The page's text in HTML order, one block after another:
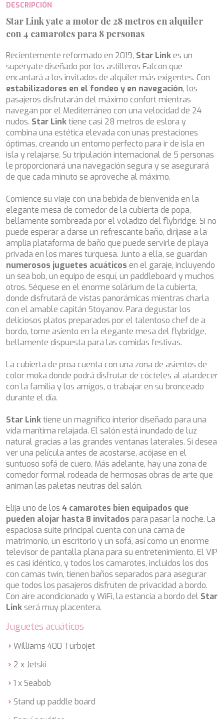
DESCRIPCIÓN
Star Link yate a motor de 28 metros en alquiler
con 4 camarotes para 8 personas
Recientemente reformado en 2019, Star Linkes un
superyate diseñado por los astilleros Falcon que
encantará a los invitados de alquiler más exigentes. Con
estabilizadores en el fondeo y en navegación, los
pasajeros disfrutarán del máximo confort mientras
navegan por el Mediterráneo con una velocidad de 24
nudos. Star Linktiene casi 28 metros de eslora y
combina una estética elevada con unas prestaciones
óptimas, creando un entorno perfecto para ir de isla en
isla y relajarse. Su tripulación internacional de 5 personas
le proporcionará una navegación segura y se asegurará
de que cada minuto se aproveche al máximo.
Comience su viaje con una bebida de bienvenida en la
elegante mesa de comedor de la cubierta de popa,
bellamente sombreada por el voladizo del flybridge. Si no
puede esperar a darse un refrescante baño, diríjase a la
amplia plataforma de baño que puede servirle de playa
privada en los mares turquesa. Junto a ella, se guardan
numerosos juguetes acuáticos en el garaje, incluyendo
un sea bob, un equipo de esquí, un paddleboard y muchos
otros. Séquese en el enorme solárium de la cubierta,
donde disfrutará de vistas panorámicas mientras charla
con el amable capitán Stoyanov. Para degustar los
deliciosos platos preparados por el talentoso chef de a
bordo, tome asiento en la elegante mesa del flybridge,
bellamente dispuesta para las comidas festivas.
La cubierta de proa cuenta con una zona de asientos de
color moka donde podrá disfrutar de cócteles al atardecer
con la familia y los amigos, o trabajar en su bronceado
durante el día.
Star Linktiene un magnífico interior diseñado para una
vida marítima relajada. El salón está inundado de luz
natural gracias a las grandes ventanas laterales. Si desea
ver una película antes de acostarse, acójase en el
suntuoso sofá de cuero. Más adelante, hay una zona de
comedor formal rodeada de hermosas obras de arte que
animan las paletas neutras del salón.
Elija uno de los 4 camarotes bien equipados que
pueden alojar hasta 8 invitados para pasar la noche. La
espaciosa suite principal cuenta con una cama de
matrimonio, un escritorio y un sofá, así como un enorme
televisor de pantalla plana para su entretenimiento. El VIP
es casi idéntico, y todos los camarotes, incluidos los dos
con camas twin, tienen baños separados para asegurar
que todos los pasajeros disfruten de privacidad a bordo.
Con aire acondicionado y WiFi, la estancia a bordo del Star
Linkserá muy placentera.
Juguetes acuáticos
Williams 400 Turbojet
2 x Jetski
1 x Seabob
Stand up paddle board
ARION
ASLEC 4
ATLANTIC
AURA I
B.A.13
B4
BABY I
BACCARAT
BAGHEERA
BARACUDA VALLETTA
BARRACUDA III
BELLEZZA
BELUGA
BENITA BLUE
BEST OFF
BEYOND
BLACK LION
BLACK PEARL
BLACK PEARL II
BLEU DE NIMES
BLUE HEAVEN
BLUE TIME
CALA DI LUNA
CALADAN
CALMA
CALYPSO I
CANER IV
CAPRI I
CARMEN
CAROM
CARPE DIEM
CATCH ME
CHAKRA
CHAMPAGNE HIPPY
CHARADE
CHRISTINA O
CLASE AZUL
CLOUD ATLAS
CLOUD IX
CLOUDBREAK
CONSTANTER
CORE
CORNELIA
CORSARIO
D5
DAIMA
DALMATINO
DAMARI
DANIDA
DANZAS
DARLIN
DAY OFF
DB9
DE LISLE III
DE ZEUS
DELTA ONE
DESAMIS B
DHAMMA II
DIVINE
DOLCE VITA IV
DONNA DEL MARE
E3
Modificar cookies
Técnicas y funcionales Siempre activas
Este sitio web utiliza Cookies propias para recopilar
información con la finalidad de mejorar nuestros servicios.
Si continua navegando, supone la aceptación de la
instalación de las mismas. El usuario tiene la posibilidad
de configurar su navegador pudiendo, si así lo desea,
impedir que sean instaladas en su disco duro, aunque
deberá tener en cuenta que dicha acción podrá ocasionar
dificultades de navegación de la página web.
Analíticas y personalización
Permiten realizar el seguimiento y análisis del
información recogida mediante este tipo de cookies se
utiliza en la medición de la actividad de la web para la
elaboración de perfiles de navegación de los usuarios con
el fin de introducir mejoras en función del análisis de los
datos de uso que hacen los usuarios del servicio. Permiten
guardar la información de preferencia del usuario para
mejorar la calidad de nuestros servicios y para ofrecer una
mejor experiencia a través de productos recomendados.
Marketing y publicidad
Estas cookies son utilizadas para almacenar información
sobre las preferencias y elecciones personales del usuario
a través de la observación continuada de sus hábitos de
navegación. Gracias a ellas, podemos conocer los hábitos
de navegación en el sitio web y mostrar publicidad
relacionada con el perfil de navegación del usuario.